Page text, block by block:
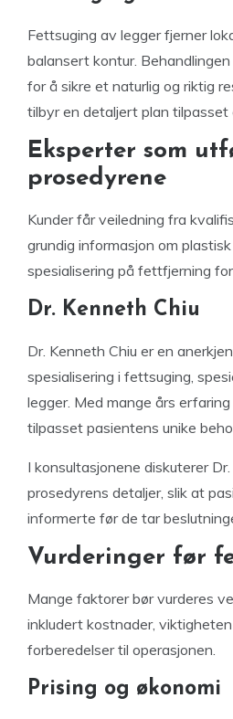
Fettsuging av legger fjerner
balansert kontur.
for å sikre et naturlig og riktig
tilbyr en detaljert plan tilpasset
Eksperter som
prosedyrene
Kunder får veiledning fra
grundig informasjon om plastisk
spesialisering på fettfjerning
Dr. Kenneth Chiu
Dr. Kenneth Chiu er en
spesialisering i fettsuging,
legger. Med mange års
tilpasset pasientens unike
I konsultasjonene diskuterer
prosedyrens detaljer, slik at
informerte før de tar
Vurderinger før
Mange faktorer bør vurderes
inkludert kostnader,
forberedelser til operasjonen.
Prising og økonomi